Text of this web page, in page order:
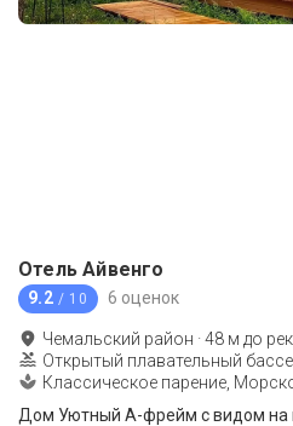
Отель Айвенго
9.2 / 10 6 оценок
Чемальский район ·48 м до
Открытый плавательный
Классическое парение,
Дом Уютный А-фрейм с видом на